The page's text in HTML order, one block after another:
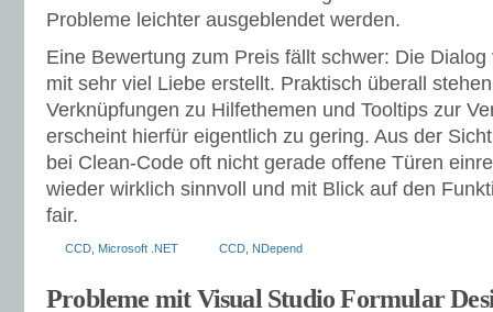
Probleme leichter ausgeblendet werden.
Eine Bewertung zum Preis fällt schwer: Die
mit sehr viel Liebe erstellt. Praktisch überall
Verknüpfungen zu Hilfethemen und Tooltips zur
erscheint hierfür eigentlich zu gering. Aus der
bei Clean-Code oft nicht gerade offene Türen
wieder wirklich sinnvoll und mit Blick auf den
fair.
CCD Microsoft .NET CCD NDepend
Probleme mit Visual Studio Formular